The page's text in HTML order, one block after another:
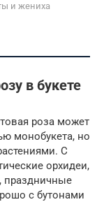
и жениха
в букете
роза может
монобукета, но
С
орхидеи,
праздничные
с бутонами